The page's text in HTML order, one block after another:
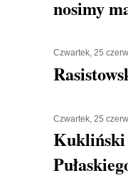
nosimy
Czwartek, 25
Czwartek, 25
Kukliński